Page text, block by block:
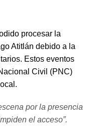
procesar la
Atitlán debido a la
Estos eventos
Civil (PNC)
por la presencia
el acceso”.